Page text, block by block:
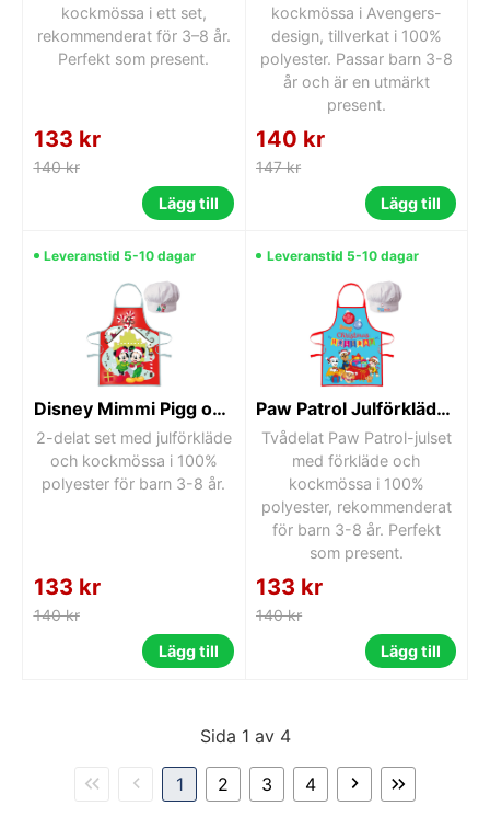
kockmössa i ett set,
rekommenderat för 3–8 år.
Perfekt som present.
133 kr
140 kr
Lägg till
kockmössa i Avengers-
design, tillverkat i 100%
polyester. Passar barn 3-8
år och är en utmärkt
present.
140 kr
147 kr
Lägg till
Leveranstid 5-10 dagar
Disney Mimmi Pigg och Musse Pigg Julförkläde för barn 2-delar
2-delat set med julförkläde
och kockmössa i 100%
polyester för barn 3-8 år.
133 kr
140 kr
Lägg till
Leveranstid 5-10 dagar
Paw Patrol Julförkläde för barn 2-delars set
Tvådelat Paw Patrol-julset
med förkläde och
kockmössa i 100%
polyester, rekommenderat
för barn 3-8 år. Perfekt
som present.
133 kr
140 kr
Lägg till
Sida 1 av 4
1 2 3 4